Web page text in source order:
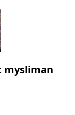
mysliman